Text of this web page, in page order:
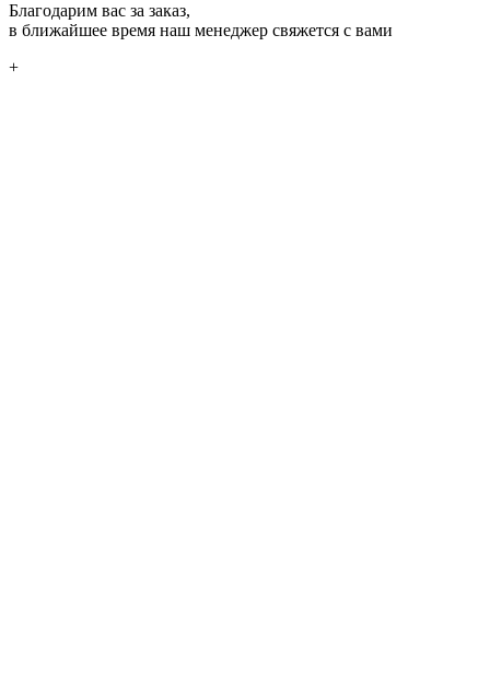
Благодарим вас за заказ,
в ближайшее время наш менеджер свяжется с вами
+